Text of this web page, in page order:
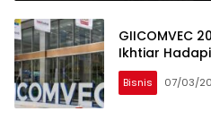
GIICOMVEC
Ikhtiar
Bisnis 07/03/